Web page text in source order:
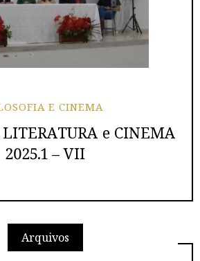
E CINEMA
e CINEMA
2025.1 – VII
Arquivos